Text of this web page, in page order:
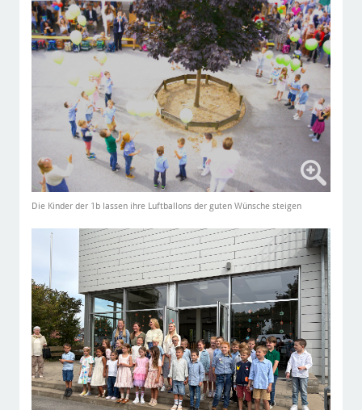
Die Kinder der 1b lassen ihre Luftballons der guten Wünsche steigen